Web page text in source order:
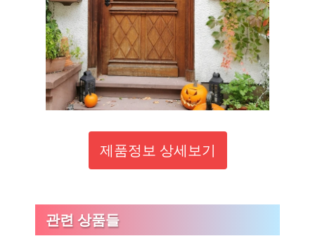
제품정보 상세보기
관련 상품들